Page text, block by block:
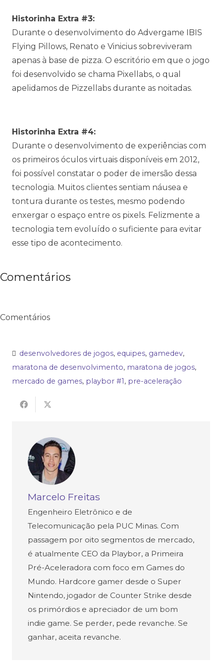
Historinha Extra #3:
Durante o desenvolvimento do Advergame IBIS
Flying Pillows, Renato e Vinicius sobreviveram
apenas à base de pizza. O escritório em que o jogo
foi desenvolvido se chama Pixellabs, o qual
apelidamos de Pizzellabs durante as noitadas.
Historinha Extra #4:
Durante o desenvolvimento de experiências com
os primeiros óculos virtuais disponíveis em 2012,
foi possível constatar o poder de imersão dessa
tecnologia. Muitos clientes sentiam náusea e
tontura durante os testes, mesmo podendo
enxergar o espaço entre os pixels. Felizmente a
tecnologia tem evoluído o suficiente para evitar
esse tipo de acontecimento.
Comentários
Comentários
desenvolvedores de jogos, equipes, gamedev,
maratona de desenvolvimento, maratona de jogos,
mercado de games, playbor #1, pre-aceleração
Marcelo Freitas
Engenheiro Eletrônico e de
Telecomunicação pela PUC Minas. Com
passagem por oito segmentos de mercado,
é atualmente CEO da Playbor, a Primeira
Pré-Aceleradora com foco em Games do
Mundo. Hardcore gamer desde o Super
Nintendo, jogador de Counter Strike desde
os primórdios e apreciador de um bom
indie game. Se perder, pede revanche. Se
ganhar, aceita revanche.